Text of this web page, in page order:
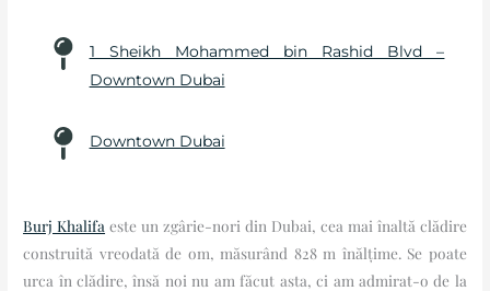
1 Sheikh Mohammed bin Rashid Blvd –
Downtown Dubai
Downtown Dubai
Burj Khalifa este un zgârie-nori din Dubai, cea mai înaltă clădire
construită vreodată de om, măsurând 828 m înălțime. Se poate
urca în clădire, însă noi nu am făcut asta, ci am admirat-o de la